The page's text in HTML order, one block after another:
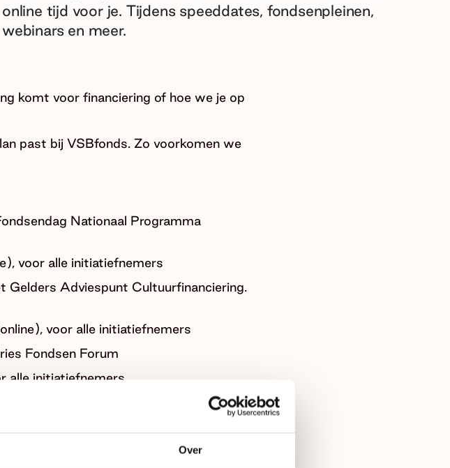
Over
online tijd voor je. Tijdens speeddates, fondsenpleinen,
webinars en meer.
komt voor financiering of hoe we je op
past bij VSBfonds. Zo voorkomen we
Nationaal Programma
voor alle initiatiefnemers
Gelders Adviespunt Cultuurfinanciering.
voor alle initiatiefnemers
Fondsen Forum
alle initiatiefnemers
Gelders Adviespunt Cultuurfinanciering.
International Film Festival,